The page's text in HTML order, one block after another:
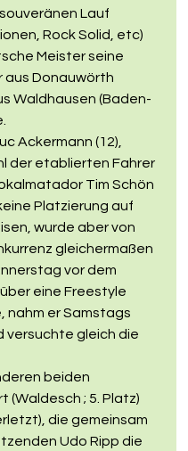
Lauf
Rock Solid, etc)
Meister seine
aus Donauwörth
Waldhausen (Baden-
Ackermann (12),
der etablierten Fahrer
Tim Schön
Platzierung auf
wurde aber von
gleichermaßen
vor dem
eine Freestyle
nahm er Samstags
versuchte gleich die
beiden
(Waldesch ; 5. Platz)
die gemeinsam
Udo Ripp die